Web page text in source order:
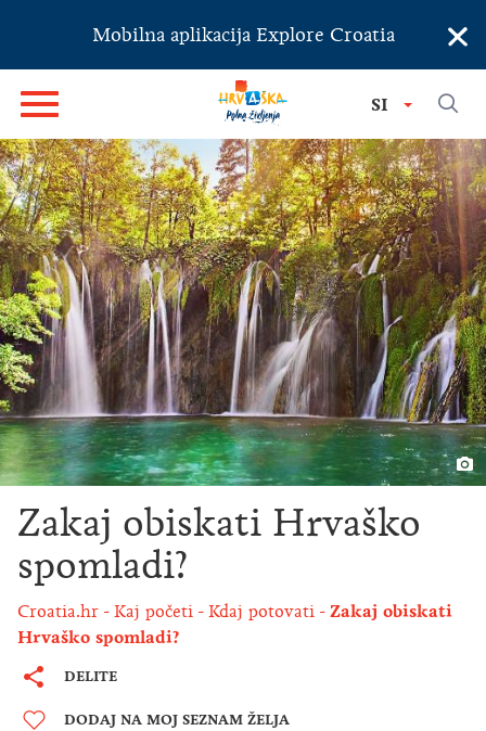
Mobilna aplikacija Explore Croatia ×
SI
Zakaj obiskati Hrvaško
spomladi?
Croatia.hr Kaj početi Kdaj potovati
Zakaj obiskati
Hrvaško spomladi?
DELITE
DODAJ NA MOJ SEZNAM ŽELJA